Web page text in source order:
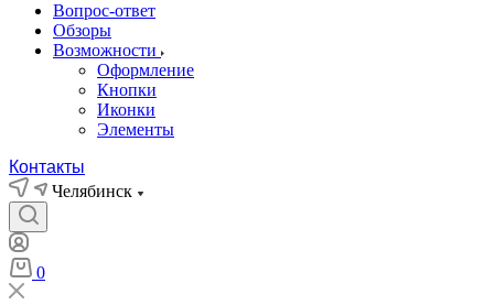
Вопрос-ответ
Обзоры
Возможности
Оформление
Кнопки
Иконки
Элементы
Контакты
Челябинск
0